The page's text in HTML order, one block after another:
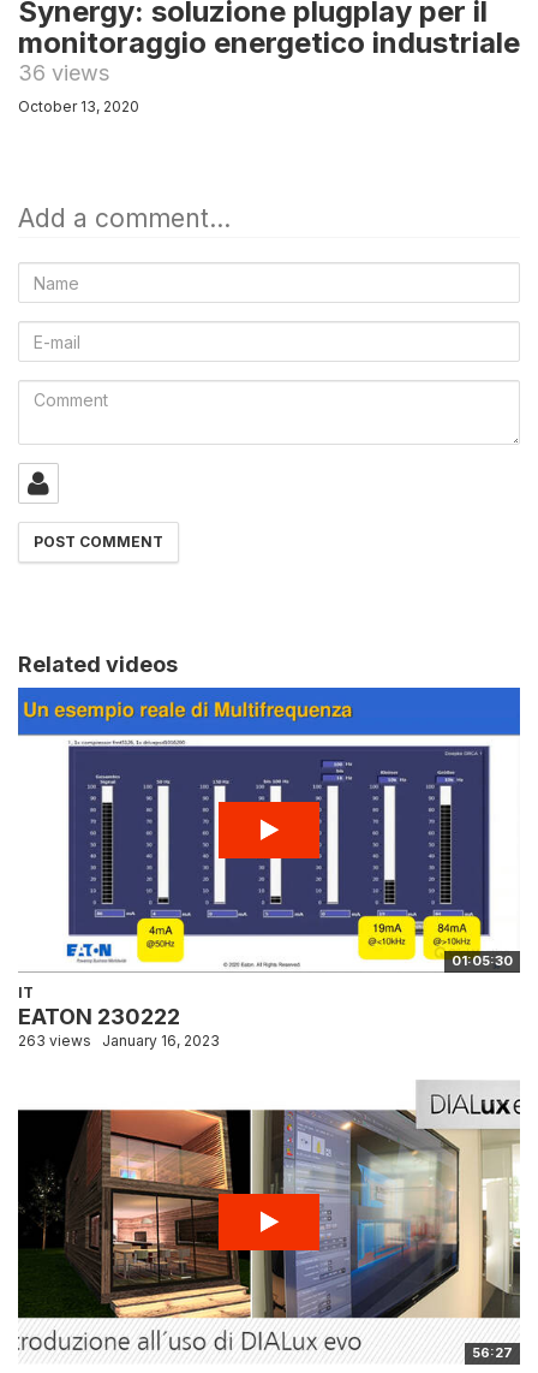
Synergy: soluzione plugplay per il
monitoraggio energetico industriale
36 views
October 13, 2020
Add a comment...
Name
E-
mail
Comment
Related videos
01:05:30
IT
EATON 230222
263 views January 16, 2023
56:27